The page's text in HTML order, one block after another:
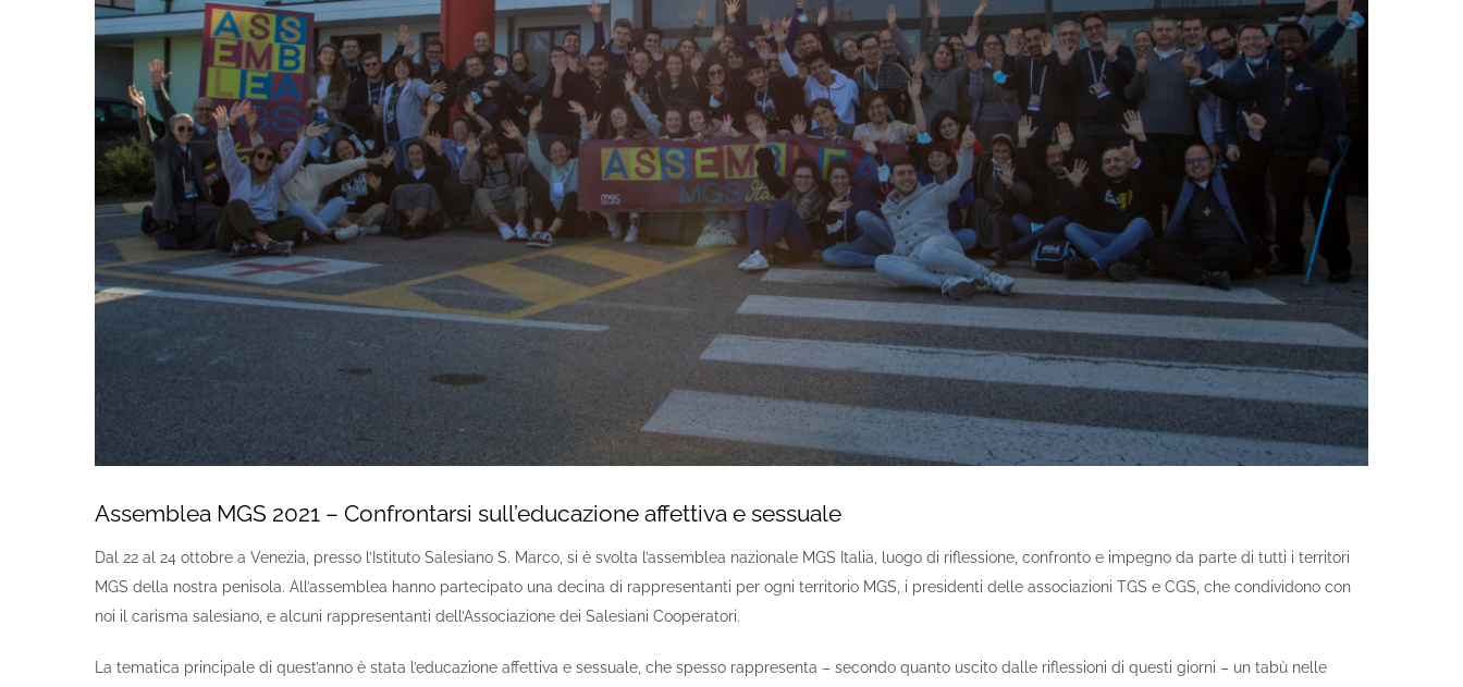
Assemblea MGS 2021 – Confrontarsi sull’educazione affettiva e sessuale
Dal 22 al 24 ottobre a Venezia, presso l’Istituto Salesiano S. Marco, si è svolta l’assemblea nazionale MGS Italia, luogo di riflessione, confronto e impegno da parte di tutti i territori
MGS della nostra penisola. All’assemblea hanno partecipato una decina di rappresentanti per ogni territorio MGS, i presidenti delle associazioni TGS e CGS, che condividono con
noi il carisma salesiano, e alcuni rappresentanti dell’Associazione dei Salesiani Cooperatori.
La tematica principale di quest’anno è stata l’educazione affettiva e sessuale, che spesso rappresenta – secondo quanto uscito dalle riflessioni di questi giorni – un tabù nelle